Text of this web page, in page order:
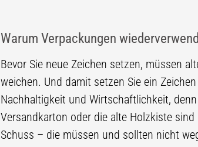
Warum Verpackungen
Bevor Sie neue Zeichen setzen, müssen
weichen. Und damit setzen Sie ein
Nachhaltigkeit und Wirtschaftlichkeit,
Versandkarton oder die alte Holzkiste
Schuss – die müssen und sollten nicht